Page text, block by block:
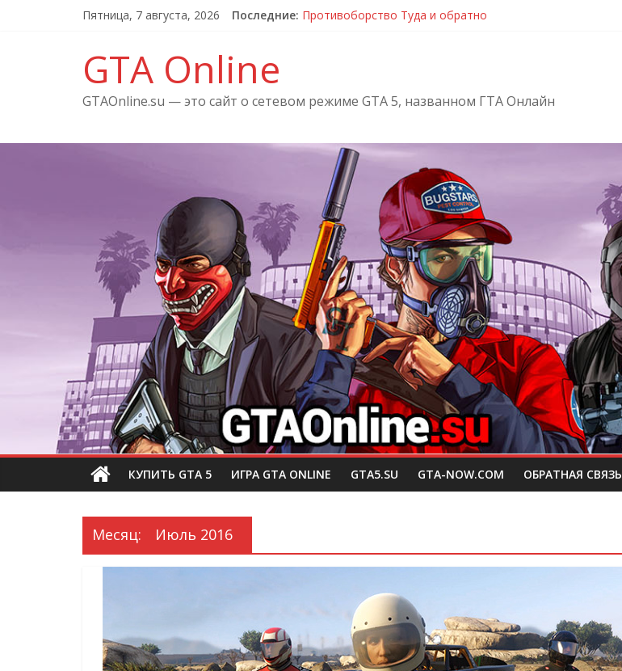
Пятница, 7 августа, 2026 Последние: Противоборство Туда и обратно
GTA Online
GTAOnline.su — это сайт о сетевом режиме GTA 5, названном ГТА Онлайн
КУПИТЬ GTA 5 ИГРА GTA ONLINE GTA5.SU GTA-NOW.COM ОБРАТНАЯ СВЯЗЬ
Месяц: Июль 2016